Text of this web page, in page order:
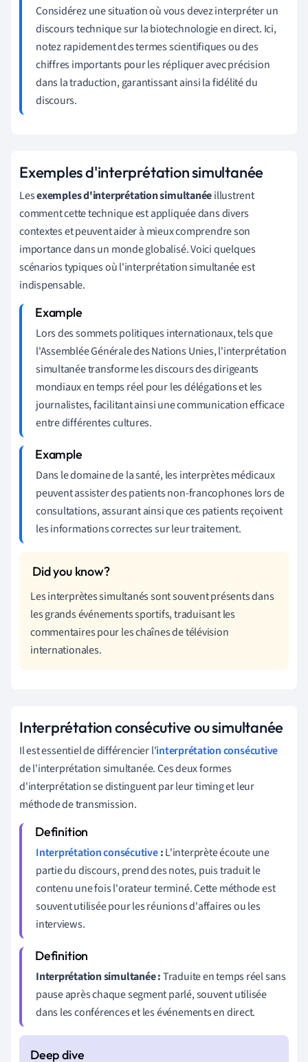
Considérez une situation où vous devez interpréter un
discours technique sur la biotechnologie en direct. Ici,
notez rapidement des termes scientifiques ou des
chiffres importants pour les répliquer avec précision
dans la traduction, garantissant ainsi la fidélité du
discours.
Exemples d'interprétation simultanée
Lesexemples d'interprétation simultanéeillustrent
comment cette technique est appliquée dans divers
contextes et peuvent aider à mieux comprendre son
importance dans un monde globalisé. Voici quelques
scénarios typiques où l'interprétation simultanée est
indispensable.
Lors des sommets politiques internationaux, tels que
l'Assemblée Générale des Nations Unies, l'interprétation
simultanée transforme les discours des dirigeants
mondiaux en temps réel pour les délégations et les
journalistes, facilitant ainsi une communication efficace
entre différentes cultures.
Dans le domaine de la santé, les interprètes médicaux
peuvent assister des patients non-francophones lors de
consultations, assurant ainsi que ces patients reçoivent
les informations correctes sur leur traitement.
Les interprètes simultanés sont souvent présents dans
les grands événements sportifs, traduisant les
commentaires pour les chaînes de télévision
internationales.
Interprétation consécutive ou simultanée
Il est essentiel de différencier l'interprétation consécutive
de l'interprétation simultanée. Ces deux formes
d'interprétation se distinguent par leur timing et leur
méthode de transmission.
Interprétation consécutive:L'interprète écoute une
partie du discours, prend des notes, puis traduit le
contenu une fois l'orateur terminé. Cette méthode est
souvent utilisée pour les réunions d'affaires ou les
interviews.
Interprétation simultanée :Traduite en temps réel sans
pause après chaque segment parlé, souvent utilisée
dans les conférences et les événements en direct.